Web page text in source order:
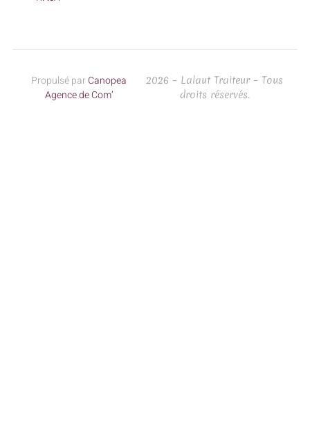
Propulsé parCanopea
Agence de Com’
2026 – Lalaut Traiteur – Tous
droits réservés.